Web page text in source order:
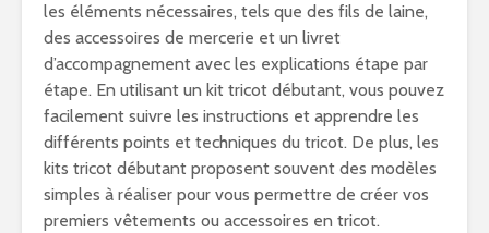
les éléments nécessaires, tels que des fils de laine,
des accessoires de mercerie et un livret
d’accompagnement avec les explications étape par
étape. En utilisant un kit tricot débutant, vous pouvez
facilement suivre les instructions et apprendre les
différents points et techniques du tricot. De plus, les
kits tricot débutant proposent souvent des modèles
simples à réaliser pour vous permettre de créer vos
premiers vêtements ou accessoires en tricot.